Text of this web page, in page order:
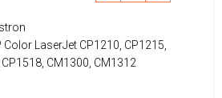
LaserJet CP1210, CP1215,
CM1300, CM1312